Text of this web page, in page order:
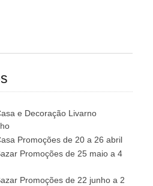
e Decoração Livarno
Promoções de 20 a 26 abril
Promoções de 25 maio a 4
Promoções de 22 junho a 2